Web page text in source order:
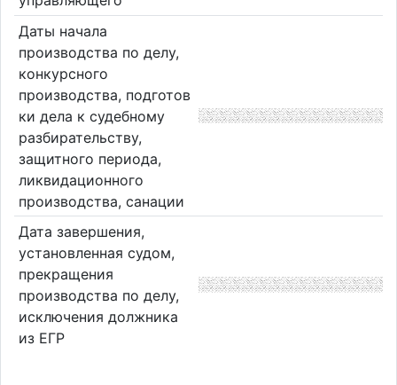
Даты начала
производства по делу,
конкурсного
производства, подготов
ки дела к судебному
разбирательству,
защитного периода,
ликвидационного
производства, санации
Дата завершения,
установленная судом,
прекращения
производства по делу,
исключения должника
из ЕГР